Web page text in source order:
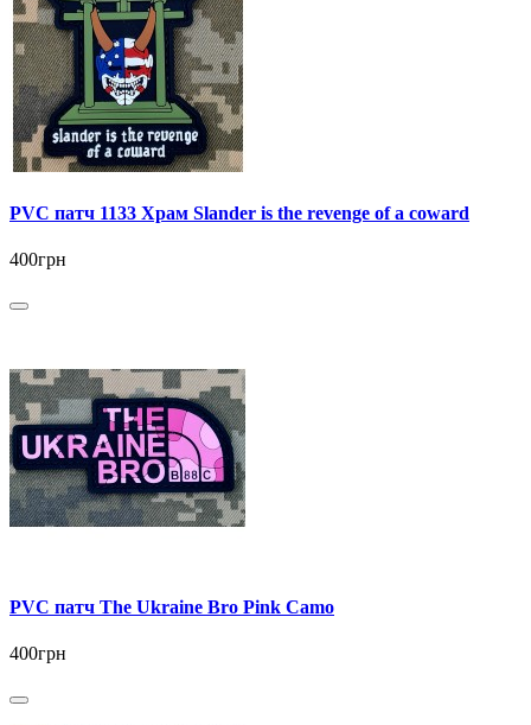
PVC патч 1133 Храм Slander is the revenge of a coward
400грн
PVC патч The Ukraine Bro Pink Camo
400грн